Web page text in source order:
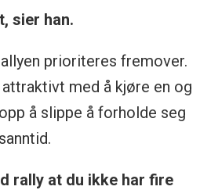
sier han.
prioriteres fremover.
med å kjøre en og
å slippe å forholde seg
rally at du ikke har fire